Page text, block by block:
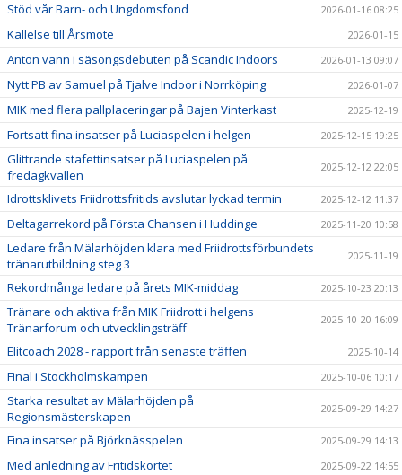
Stöd vår Barn- och Ungdomsfond 2026-01-16 08:25
Kallelse till Årsmöte 2026-01-15
Anton vann i säsongsdebuten på Scandic Indoors 2026-01-13 09:07
Nytt PB av Samuel på Tjalve Indoor i Norrköping 2026-01-07
MIK med flera pallplaceringar på Bajen Vinterkast 2025-12-19
Fortsatt fina insatser på Luciaspelen i helgen 2025-12-15 19:25
Glittrande stafettinsatser på Luciaspelen på
fredagkvällen
2025-12-12 22:05
Idrottsklivets Friidrottsfritids avslutar lyckad termin 2025-12-12 11:37
Deltagarrekord på Första Chansen i Huddinge 2025-11-20 10:58
Ledare från Mälarhöjden klara med Friidrottsförbundets
tränarutbildning steg 3
2025-11-19
Rekordmånga ledare på årets MIK-middag 2025-10-23 20:13
Tränare och aktiva från MIK Friidrott i helgens
Tränarforum och utvecklingsträff
2025-10-20 16:09
Elitcoach 2028 - rapport från senaste träffen 2025-10-14
Final i Stockholmskampen 2025-10-06 10:17
Starka resultat av Mälarhöjden på
Regionsmästerskapen
2025-09-29 14:27
Fina insatser på Björknässpelen 2025-09-29 14:13
Med anledning av Fritidskortet 2025-09-22 14:55